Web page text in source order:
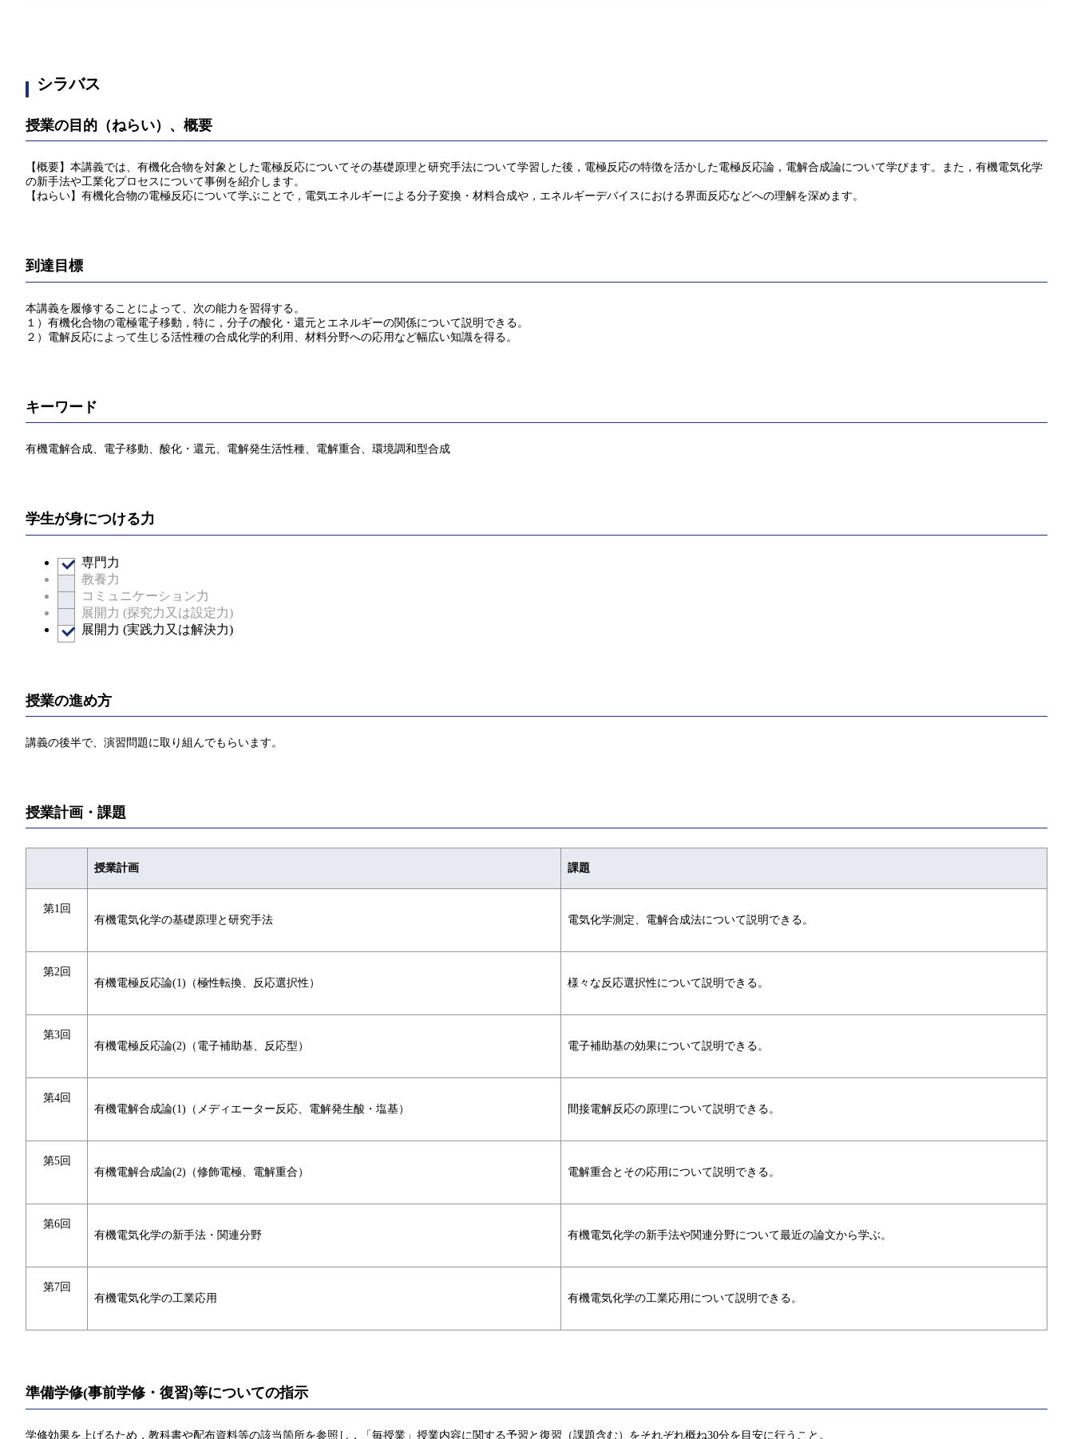
シラバス
授業の目的（ねらい）、概要
【概要】本講義では、有機化合物を対象とした電極反応についてその基礎原理と研究手法について学習した後，電極反応の特徴を活かした電極反応論，電解合成論について学びます。また，有機電気化学
の新手法や工業化プロセスについて事例を紹介します。
【ねらい】有機化合物の電極反応について学ぶことで，電気エネルギーによる分子変換・材料合成や，エネルギーデバイスにおける界面反応などへの理解を深めます。
到達目標
本講義を履修することによって、次の能力を習得する。
１）有機化合物の電極電子移動，特に，分子の酸化・還元とエネルギーの関係について説明できる。
２）電解反応によって生じる活性種の合成化学的利用、材料分野への応用など幅広い知識を得る。
キーワード
有機電解合成、電子移動、酸化・還元、電解発生活性種、電解重合、環境調和型合成
学生が身につける力
専門力
教養力
コミュニケーション力
展開力 (探究力又は設定力)
展開力 (実践力又は解決力)
授業の進め方
講義の後半で、演習問題に取り組んでもらいます。
授業計画・課題
授業計画 課題
第1回
有機電気化学の基礎原理と研究手法
電気化学測定、電解合成法について説明できる。
第2回
有機電極反応論(1)（極性転換、反応選択性）
様々な反応選択性について説明できる。
第3回
有機電極反応論(2)（電子補助基、反応型）
電子補助基の効果について説明できる。
第4回
有機電解合成論(1)（メディエーター反応、電解発生酸・塩基）
間接電解反応の原理について説明できる。
第5回
有機電解合成論(2)（修飾電極、電解重合）
電解重合とその応用について説明できる。
第6回
有機電気化学の新手法・関連分野
有機電気化学の新手法や関連分野について最近の論文から学ぶ。
第7回
有機電気化学の工業応用
有機電気化学の工業応用について説明できる。
準備学修(事前学修・復習)等についての指示
学修効果を上げるため，教科書や配布資料等の該当箇所を参照し，「毎授業」授業内容に関する予習と復習（課題含む）をそれぞれ概ね30分を目安に行うこと。